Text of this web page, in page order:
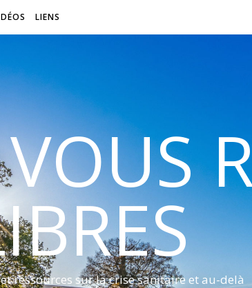
LIENS
ressources sur la crise sanitaire et au-delà